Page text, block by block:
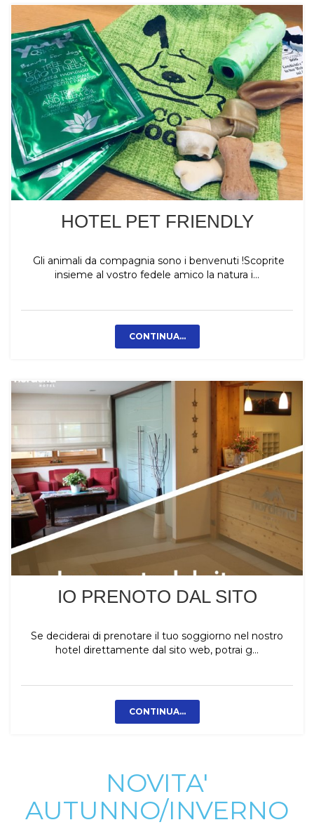
HOTEL PET FRIENDLY
Gli animali da compagnia sono i benvenuti !Scoprite
insieme al vostro fedele amico la natura i...
CONTINUA...
IO PRENOTO DAL SITO
Se deciderai di prenotare il tuo soggiorno nel nostro
hotel direttamente dal sito web, potrai g...
CONTINUA...
NOVITA'
AUTUNNO/INVERNO